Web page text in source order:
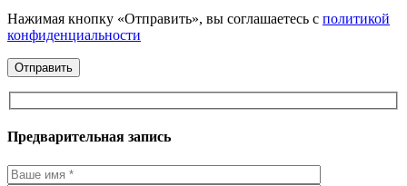
Нажимая кнопку «Отправить», вы соглашаетесь с политикой
конфиденциальности
Предварительная запись